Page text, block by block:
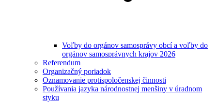
Voľby do orgánov samosprávy obcí a voľby do
orgánov samosprávnych krajov 2026
Referendum
Organizačný poriadok
Oznamovanie protispoločenskej činnosti
Používania jazyka národnostnej menšiny v úradnom
styku